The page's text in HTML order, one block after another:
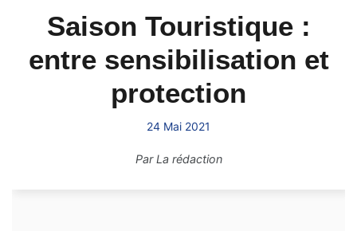
Saison Touristique :
entre sensibilisation et
protection
24 Mai 2021
ParLa rédaction